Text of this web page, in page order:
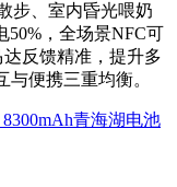
步、室内昏光喂奶
50%，全场景NFC可
反馈精准，提升多
便携三重均衡。
青海湖电池